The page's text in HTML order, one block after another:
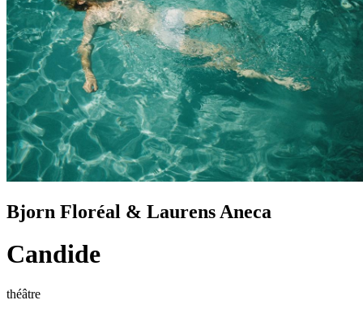
Bjorn Floréal & Laurens Aneca
Candide
théâtre